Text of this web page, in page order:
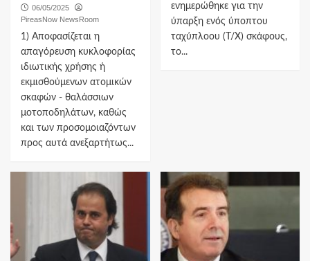
06/05/2025
PireasNow NewsRoom
1) Αποφασίζεται η
απαγόρευση κυκλοφορίας
ιδιωτικής χρήσης ή
εκμισθούμενων ατομικών
σκαφών - θαλάσσιων
μοτοποδηλάτων, καθώς
και των προσομοιαζόντων
προς αυτά ανεξαρτήτως...
ενημερώθηκε για την
ύπαρξη ενός ύποπτου
ταχύπλοου (Τ/Χ) σκάφους,
το...